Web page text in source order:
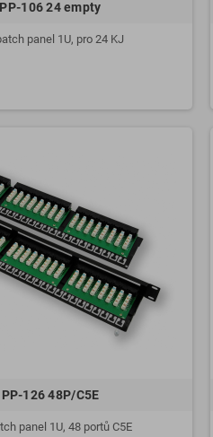
PP-106 24 empty
panel 1U, pro 24 KJ
PP-126 48P/C5E
panel 1U, 48 portů C5E